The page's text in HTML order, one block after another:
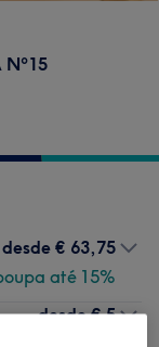
Nº15
desde € 63,75
até 15%
desde € 5